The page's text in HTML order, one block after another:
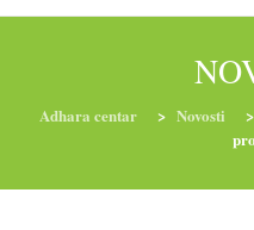
PROGRAMI PREHRANE
Adhara centar > Novosti >